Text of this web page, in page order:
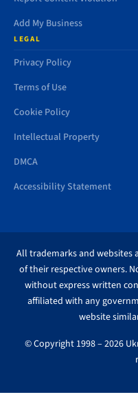
Add My Business
LEGAL
Privacy Policy
Terms of Use
Cookie Policy
Intellectual Property
DMCA
Accessibility Statement
All trademarks and websites
of their respective owners.
without express written
affiliated with any
website
© Copyright 1998 – 2026